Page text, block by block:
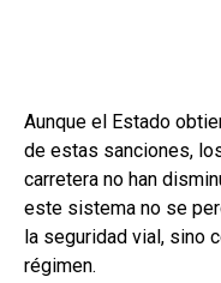
Aunque el Estado
de estas sanciones,
carretera no han
este sistema no se
la seguridad vial, sino
régimen.